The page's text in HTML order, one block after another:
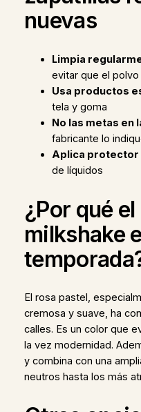
nuevas
Limpia
evitar que el
Usa productos
tela y goma
No las metas en
fabricante lo
Aplica protector
de líquidos
¿Por qué
milkshake
El rosa pastel,
cremosa y suave, ha
calles. Es un color que
la vez modernidad.
y combina con una
neutros hasta los más